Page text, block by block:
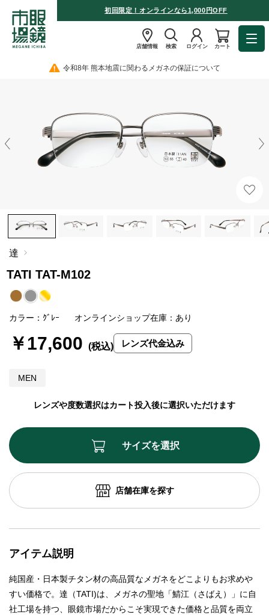
初回限定！オンラインなら1,000円OFF
店舗情報 検索 ログイン カート
令和8年 熊本地震に関わるメガネの保証について
達
TATI TAT-M102
MEN
カラー：ｸﾞﾚｰ オンラインショップ在庫：あり
レンズや度数選択はカート投入後に選択いただけます
￥17,600 レンズ代金込み
サイズを選択
店舗在庫を探す
アイテム説明
純国産・日本製チタン材の高品質なメガネをどこよりもお求めや
すい価格で。達（TATI)は、メガネの聖地「鯖江（さばえ）」に自
社工場を持つ、眼鏡市場だからこそ実現できた価格と品質を両立